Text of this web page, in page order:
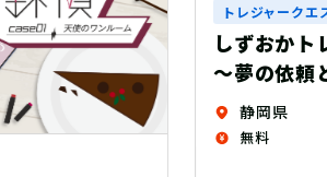
トレジャークエスト リアル宝探し
しずおかトレジャーハンターSORA
～夢の依頼と不思議な宝～
静岡県
無料